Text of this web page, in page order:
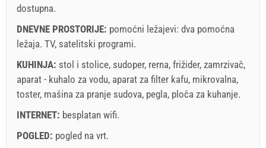
dostupna.
DNEVNE PROSTORIJE: pomoćni ležajevi: dva pomoćna
ležaja. TV, satelitski programi.
KUHINJA: stol i stolice, sudoper, rerna, frižider, zamrzivač,
aparat - kuhalo za vodu, aparat za filter kafu, mikrovalna,
toster, mašina za pranje sudova, pegla, ploča za kuhanje.
INTERNET: besplatan wifi.
POGLED: pogled na vrt.